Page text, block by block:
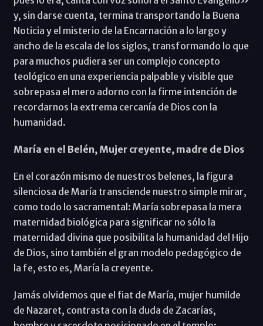
y, sin darse cuenta, termina transportando la Buena
Noticia y el misterio de la Encarnación a lo largo y
ancho de la escala de los siglos, transformando lo que
para muchos pudiera ser un complejo concepto
teológico en una experiencia palpable y visible que
sobrepasa el mero adorno con la firme intención de
recordarnos la extrema cercanía de Dios con la
humanidad.
María en el Belén, Mujer creyente, madre de Dios
En el corazón mismo de nuestros belenes, la figura
silenciosa de María transciende nuestro simple mirar,
como todo lo sacramental: María sobrepasa la mera
maternidad biológica para significar no sólo la
maternidad divina que posibilita la humanidad del Hijo
de Dios, sino también el gran modelo pedagógico de
la fe, esto es, María la creyente.
Jamás olvidemos que el fiat de María, mujer humilde
de Nazaret, contrasta con la duda de Zacarías,